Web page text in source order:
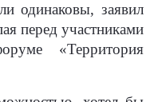
одинаковы, заявил
перед участниками
«Территория